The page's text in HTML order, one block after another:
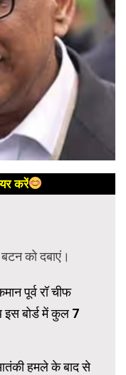
करें
पूर्व रॉ चीफ
बोर्ड में कुल 7
हमले के बाद से